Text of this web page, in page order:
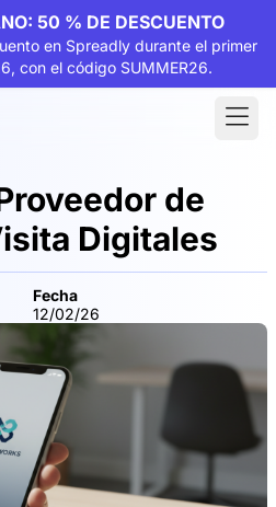
50 % DE DESCUENTO
en Spreadly durante el primer
con el código SUMMER26.
de
Digitales
Fecha
12/02/26